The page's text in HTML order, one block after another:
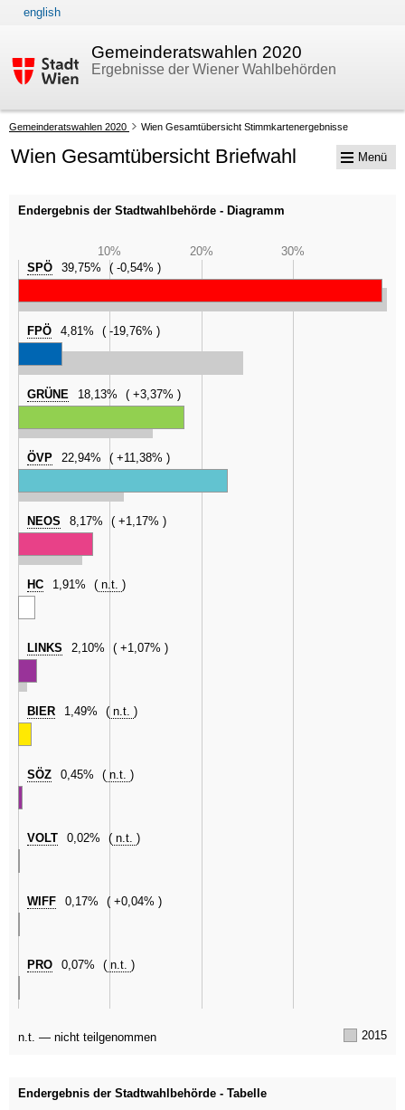
Gemeinderatswahlen 2020
Ergebnisse der Wiener Wahlbehörden
english
Ihre
Position:
Gemeinderatswahlen 2020 Wien Gesamtübersicht Stimmkartenergebnisse
Wien Gesamtübersicht Briefwahl
Endergebnis der Stadtwahlbehörde - Diagramm
10% 20%
30%
SPÖ
39,75% -0,54%
FPÖ 4,81% -19,76%
GRÜNE 18,13% +3,37%
ÖVP 22,94% +11,38%
NEOS 8,17% +1,17%
HC 1,91% n.t.
LINKS 2,10% +1,07%
BIER 1,49% n.t.
SÖZ 0,45% n.t.
VOLT 0,02% n.t.
WIFF 0,17% +0,04%
PRO 0,07% n.t.
n.t. — nicht teilgenommen 2015
Endergebnis der Stadtwahlbehörde - Tabelle
Menü